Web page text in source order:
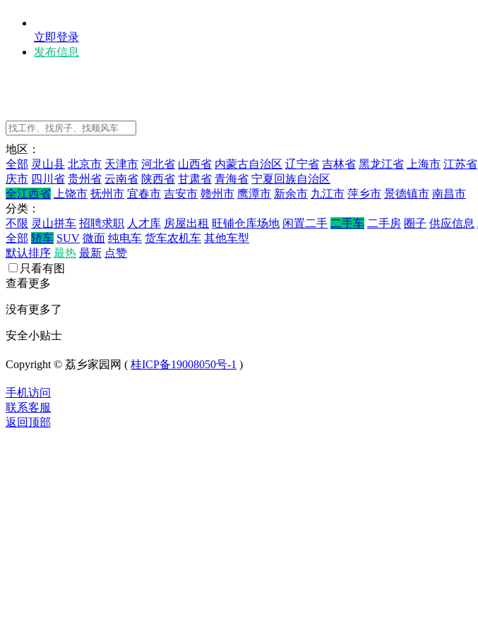
立即登录
发布信息
地区：
全部 灵山县 北京市 天津市 河北省 山西省 内蒙古自治区 辽宁省 吉林省 黑龙江省 上海市 江苏省
庆市 四川省 贵州省 云南省 陕西省 甘肃省 青海省 宁夏回族自治区
全江西省
上饶市 抚州市 宜春市 吉安市 赣州市 鹰潭市 新余市 九江市 萍乡市 景德镇市 南昌市
分类：
不限 灵山拼车 招聘求职 人才库 房屋出租 旺铺仓库场地 闲置二手 二手车 二手房 圈子 供应信息
全部 轿车 SUV 微面 纯电车 货车农机车 其他车型
默认排序 最热 最新 点赞
只看有图
查看更多
没有更多了
安全小贴士
Copyright © 荔乡家园网 ( 桂ICP备19008050号-1 )
手机访问
联系客服
返回顶部